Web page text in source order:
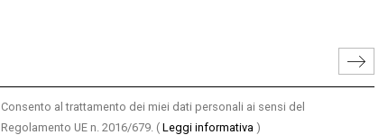
Consento al trattamento dei miei dati personali ai sensi del
Regolamento UE n. 2016/679. ( Leggi informativa )